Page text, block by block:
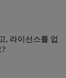
, 라이선스를 업